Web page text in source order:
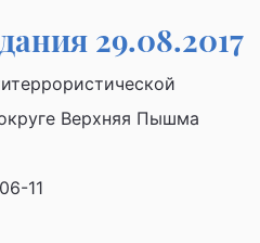
29.08.2017
Верхняя Пышма
11